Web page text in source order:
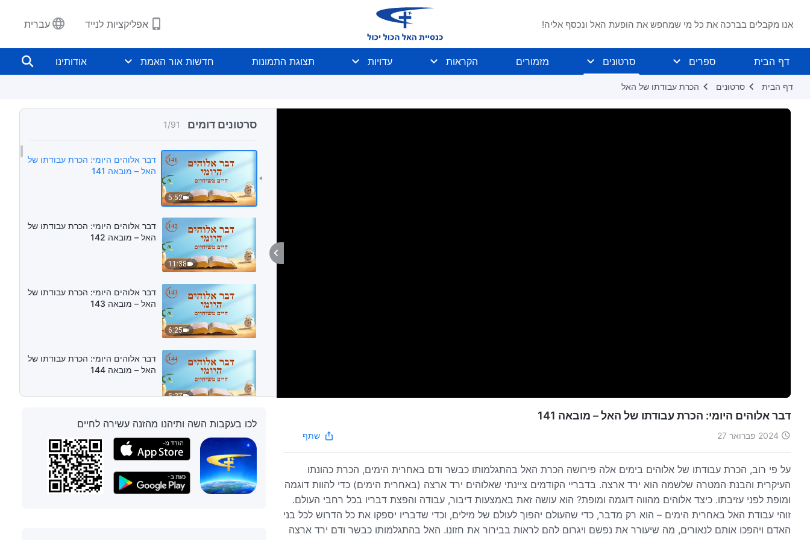
אנו מקבלים בברכה את כל מי שמחפש את הופעת האל ונכסף אליה! אפליקציות לנייד עברית
דף הבית ספרים סרטונים מזמורים הקראות עדויות תצוגת התמונות חדשות אור האמת אודותינו
דף הבית סרטונים הכרת עבודתו של האל
סרטונים דומים 1/91
5:52
דבר אלוהים היומי: הכרת עבודתו של
האל – מובאה 141
11:38
דבר אלוהים היומי: הכרת עבודתו של
האל – מובאה 142
6:25
דבר אלוהים היומי: הכרת עבודתו של
האל – מובאה 143
5:27
דבר אלוהים היומי: הכרת עבודתו של
האל – מובאה 144
5:54
דבר אלוהים היומי: הכרת עבודתו של
האל – מובאה 145
דבר אלוהים היומי: הכרת עבודתו של
דבר אלוהים היומי: הכרת עבודתו של האל – מובאה 141
2024 פברואר 27 שתף
על פי רוב, הכרת עבודתו של אלוהים בימים אלה פירושה הכרת האל בהתגלמותו כבשר ודם באחרית הימים, הכרת כהונתו
העיקרית והבנת המטרה שלשמה הוא ירד ארצה. בדבריי הקודמים ציינתי שאלוהים ירד ארצה (באחרית הימים) כדי להוות דוגמה
ומופת לפני עזיבתו. כיצד אלוהים מהווה דוגמה ומופת? הוא עושה זאת באמצעות דיבור, עבודה והפצת דבריו בכל רחבי העולם.
זוהי עבודת האל באחרית הימים – הוא רק מדבר, כדי שהעולם יהפוך לעולם של מילים, וכדי שדבריו יספקו את כל הדרוש לכל בני
האדם ויהפכו אותם לנאורים, מה שיעורר את נפשם ויגרום להם לראות בבירור את חזונו. האל בהתגלמותו כבשר ודם ירד ארצה
לכו בעקבות השה ותיהנו מהזנה עשירה לחיים